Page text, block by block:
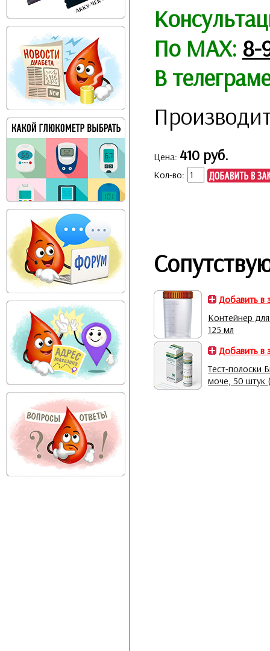
По MAX: 8-
В
Цена: 410 руб.
Кол-во:
Добавить в
Контейнер
125 мл
Добавить в
Тест-полоски
моче, 50 штук